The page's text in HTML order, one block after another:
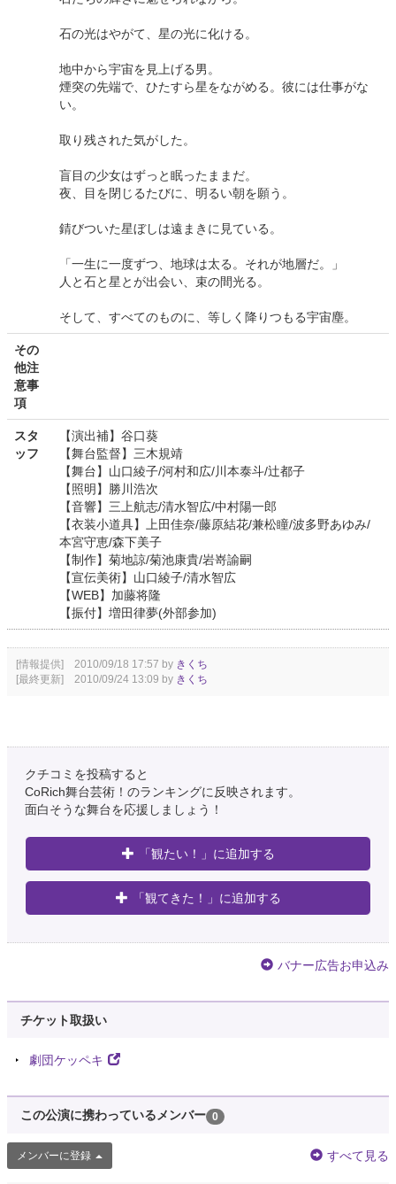
石の光はやがて、星の光に化ける。
地中から宇宙を見上げる男。
煙突の先端で、ひたすら星をながめる。彼には仕事がな
い。
取り残された気がした。
盲目の少女はずっと眠ったままだ。
夜、目を閉じるたびに、明るい朝を願う。
錆びついた星ぼしは遠まきに見ている。
「一生に一度ずつ、地球は太る。それが地層だ。」
人と石と星とが出会い、束の間光る。
そして、すべてのものに、等しく降りつもる宇宙塵。
その
他注
意事
項
スタ
ッフ
【演出補】谷口葵
【舞台監督】三木規靖
【舞台】山口綾子/河村和広/川本泰斗/辻都子
【照明】勝川浩次
【音響】三上航志/清水智広/中村陽一郎
【衣装小道具】上田佳奈/藤原結花/兼松瞳/波多野あゆみ/
本宮守恵/森下美子
【制作】菊地諒/菊池康貴/岩嵜諭嗣
【宣伝美術】山口綾子/清水智広
【WEB】加藤将隆
【振付】増田律夢(外部参加)
[情報提供] 2010/09/18 17:57 by きくち
[最終更新] 2010/09/24 13:09 by きくち
クチコミを投稿すると
CoRich舞台芸術！のランキングに反映されます。
面白そうな舞台を応援しましょう！
「観たい！」に追加する
「観てきた！」に追加する
バナー広告お申込み
チケット取扱い
劇団ケッペキ
この公演に携わっているメンバー 0
メンバーに登録 すべて見る